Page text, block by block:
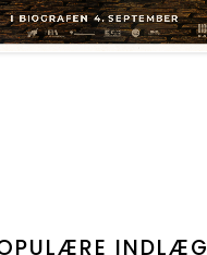
INDLÆG